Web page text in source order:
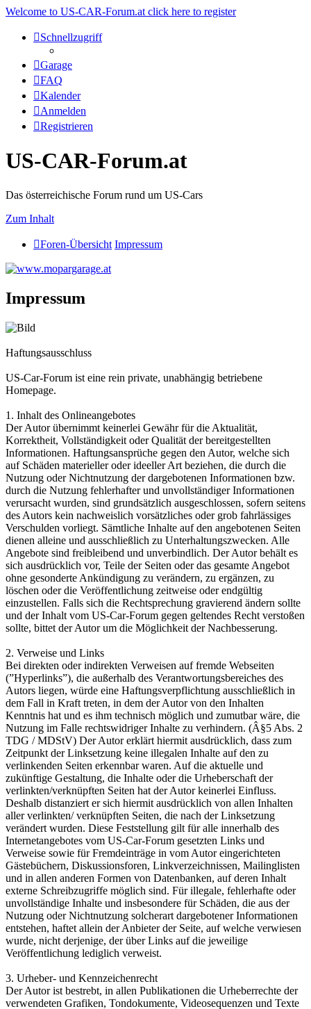
Welcome to US-CAR-Forum.at click here to register
Schnellzugriff
Garage
FAQ
Kalender
Anmelden
Registrieren
US-CAR-Forum.at
Das österreichische Forum rund um US-Cars
Zum Inhalt
Foren-Übersicht Impressum
Impressum
Haftungsausschluss
US-Car-Forum ist eine rein private, unabhängig betriebene
Homepage.
1. Inhalt des Onlineangebotes
Der Autor übernimmt keinerlei Gewähr für die Aktualität,
Korrektheit, Vollständigkeit oder Qualität der bereitgestellten
Informationen. Haftungsansprüche gegen den Autor, welche sich
auf Schäden materieller oder ideeller Art beziehen, die durch die
Nutzung oder Nichtnutzung der dargebotenen Informationen bzw.
durch die Nutzung fehlerhafter und unvollständiger Informationen
verursacht wurden, sind grundsätzlich ausgeschlossen, sofern seitens
des Autors kein nachweislich vorsätzliches oder grob fahrlässiges
Verschulden vorliegt. Sämtliche Inhalte auf den angebotenen Seiten
dienen alleine und ausschließlich zu Unterhaltungszwecken. Alle
Angebote sind freibleibend und unverbindlich. Der Autor behält es
sich ausdrücklich vor, Teile der Seiten oder das gesamte Angebot
ohne gesonderte Ankündigung zu verändern, zu ergänzen, zu
löschen oder die Veröffentlichung zeitweise oder endgültig
einzustellen. Falls sich die Rechtsprechung gravierend ändern sollte
und der Inhalt vom US-Car-Forum gegen geltendes Recht verstoßen
sollte, bittet der Autor um die Möglichkeit der Nachbesserung.
2. Verweise und Links
Bei direkten oder indirekten Verweisen auf fremde Webseiten
(”Hyperlinks”), die außerhalb des Verantwortungsbereiches des
Autors liegen, würde eine Haftungsverpflichtung ausschließlich in
dem Fall in Kraft treten, in dem der Autor von den Inhalten
Kenntnis hat und es ihm technisch möglich und zumutbar wäre, die
Nutzung im Falle rechtswidriger Inhalte zu verhindern. (Â§5 Abs. 2
TDG / MDStV) Der Autor erklärt hiermit ausdrücklich, dass zum
Zeitpunkt der Linksetzung keine illegalen Inhalte auf den zu
verlinkenden Seiten erkennbar waren. Auf die aktuelle und
zukünftige Gestaltung, die Inhalte oder die Urheberschaft der
verlinkten/verknüpften Seiten hat der Autor keinerlei Einfluss.
Deshalb distanziert er sich hiermit ausdrücklich von allen Inhalten
aller verlinkten/ verknüpften Seiten, die nach der Linksetzung
verändert wurden. Diese Feststellung gilt für alle innerhalb des
Internetangebotes vom US-Car-Forum gesetzten Links und
Verweise sowie für Fremdeinträge in vom Autor eingerichteten
Gästebüchern, Diskussionsforen, Linkverzeichnissen, Mailinglisten
und in allen anderen Formen von Datenbanken, auf deren Inhalt
externe Schreibzugriffe möglich sind. Für illegale, fehlerhafte oder
unvollständige Inhalte und insbesondere für Schäden, die aus der
Nutzung oder Nichtnutzung solcherart dargebotener Informationen
entstehen, haftet allein der Anbieter der Seite, auf welche verwiesen
wurde, nicht derjenige, der über Links auf die jeweilige
Veröffentlichung lediglich verweist.
3. Urheber- und Kennzeichenrecht
Der Autor ist bestrebt, in allen Publikationen die Urheberrechte der
verwendeten Grafiken, Tondokumente, Videosequenzen und Texte